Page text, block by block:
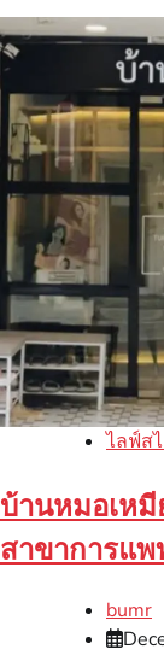
ไลฟ์ส
บ้านหมอเห
สาขาการแ
bumr